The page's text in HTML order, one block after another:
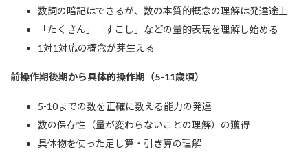
数詞の暗記はできるが、数の本質的概念の理解は発達途上
「たくさん」「すこし」などの量的表現を理解し始める
1対1対応の概念が芽生える
前操作期後期から具体的操作期（5-11歳頃）
5-10までの数を正確に数える能力の発達
数の保存性（量が変わらないことの理解）の獲得
具体物を使った足し算・引き算の理解